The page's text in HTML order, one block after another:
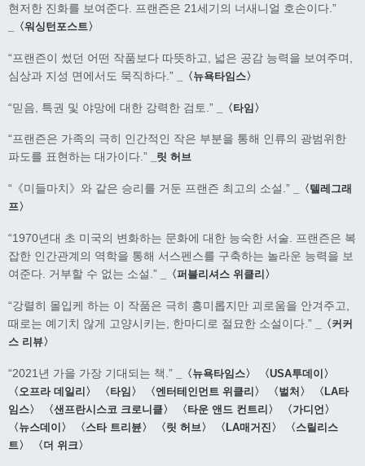
현저한 진화를 보여준다. 프랜즌은 21세기의 너새니얼 호손이다.”
_〈워싱턴포스트〉
“프랜즌이 썼던 어떤 작품보다 따뜻하고, 넓은 공감 능력을 보여주며,
심상과 지성 면에서도 묵직하다.” _〈뉴욕타임스〉
“믿음, 특권 및 야망에 대한 강력한 검토.” _〈타임〉
“프랜즌은 가족의 극히 인간적인 작은 부분을 통해 인류의 광범위한
파도를 표현하는 대가이다.” _릿 허브
“《미들마치》와 같은 승리를 거둔 프랜즌 최고의 소설.”
_〈텔레그래
프〉
“1970년대 초 미국의 변화하는 문화에 대한 능숙한 서술. 프랜즌은 복
잡한 인간관계의 역학을 통해 서스펜스를 구축하는 놀라운 능력을 보
여준다. 거부할 수 없는 소설.” _〈퍼블리셔스 위클리〉
“강렬히 몰입케 하는 이 작품은 극히 흥미롭지만 괴로움을 안겨주고,
때로는 예기치 않게 고양시키는, 한마디로 절묘한 소설이다.”
_〈커커
스 리뷰〉
“2021년 가을 가장 기대되는 책.” _〈뉴욕타임스〉 〈USA투데이〉
〈오프라 데일리〉 〈타임〉 〈엔터테인먼트 위클리〉 〈벌처〉 〈LA타
임스〉 〈샌프란시스코 크로니클〉 〈타운 앤드 컨트리〉 〈가디언〉
〈뉴스데이〉 〈스타 트리뷴〉 〈릿 허브〉 〈LA매거진〉 〈스릴리스
트〉 〈더 위크〉